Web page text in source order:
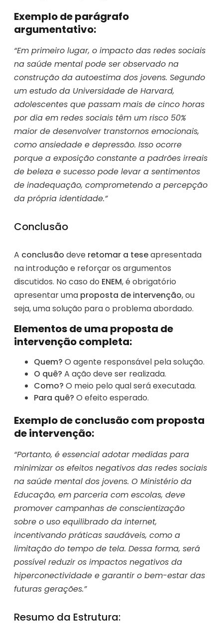
Exemplo de parágrafo
argumentativo:
“Em primeiro lugar, o impacto das redes sociais
na saúde mental pode ser observado na
construção da autoestima dos jovens. Segundo
um estudo da Universidade de Harvard,
adolescentes que passam mais de cinco horas
por dia em redes sociais têm um risco 50%
maior de desenvolver transtornos emocionais,
como ansiedade e depressão. Isso ocorre
porque a exposição constante a padrões irreais
de beleza e sucesso pode levar a sentimentos
de inadequação, comprometendo a percepção
da própria identidade.”
Conclusão
A conclusão deve retomar a teseapresentada
na introdução e reforçar os argumentos
discutidos. No caso do ENEM, é obrigatório
apresentar uma proposta de intervenção, ou
seja, uma solução para o problema abordado.
Elementos de uma proposta de
intervenção completa:
Quem? O agente responsável pela solução.
O quê? A ação deve ser realizada.
Como? O meio pelo qual será executada.
Para quê? O efeito esperado.
Exemplo de conclusão com proposta
de intervenção:
“Portanto, é essencial adotar medidas para
minimizar os efeitos negativos das redes sociais
na saúde mental dos jovens. O Ministério da
Educação, em parceria com escolas, deve
promover campanhas de conscientização
sobre o uso equilibrado da internet,
incentivando práticas saudáveis, como a
limitação do tempo de tela. Dessa forma, será
possível reduzir os impactos negativos da
hiperconectividade e garantir o bem-estar das
futuras gerações.”
Resumo da Estrutura: